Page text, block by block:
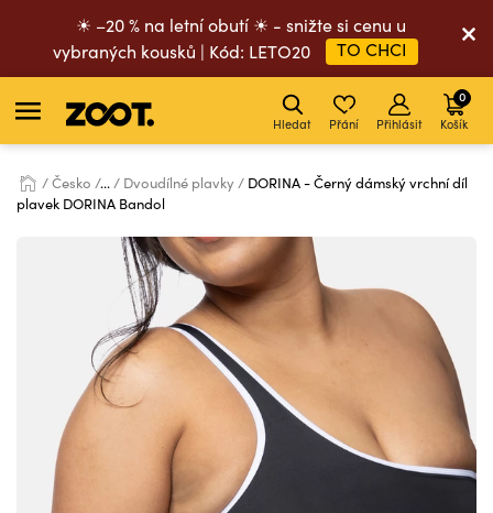
☀ –20 % na letní obutí ☀ - snižte si cenu u
vybraných kousků | Kód: LETO20
TO CHCI
Hledat Přání Přihlásit Košík
0
Česko ... Dvoudílné plavky
DORINA - Černý dámský vrchní díl
plavek DORINA Bandol